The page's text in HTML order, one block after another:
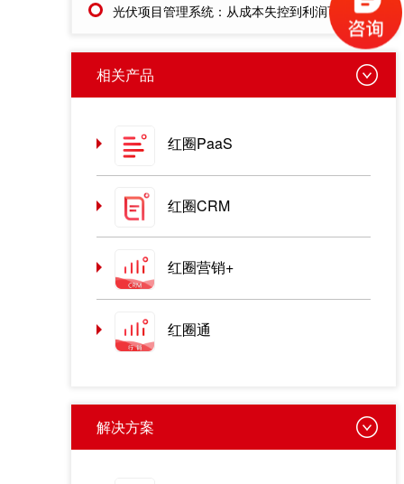
光伏项目管理系统：从成本失控到利润可控，老板只需做对一步
相关产品
红圈PaaS
红圈CRM
红圈营销+
红圈通
解决方案